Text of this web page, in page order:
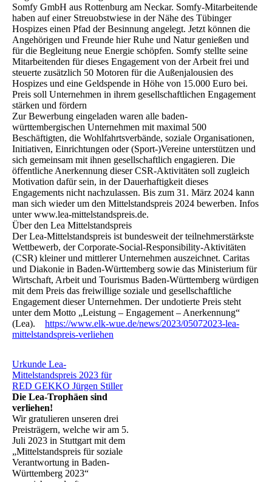
Somfy GmbH aus Rottenburg am Neckar. Somfy-Mitarbeitende
haben auf einer Streuobstwiese in der Nähe des Tübinger
Hospizes einen Pfad der Besinnung angelegt. Jetzt können die
Angehörigen und Freunde hier Ruhe und Natur genießen und
für die Begleitung neue Energie schöpfen. Somfy stellte seine
Mitarbeitenden für dieses Engagement von der Arbeit frei und
steuerte zusätzlich 50 Motoren für die Außenjalousien des
Hospizes und eine Geldspende in Höhe von 15.000 Euro bei.
Preis soll Unternehmen in ihrem gesellschaftlichen Engagement
stärken und fördern
Zur Bewerbung eingeladen waren alle baden-
württembergischen Unternehmen mit maximal 500
Beschäftigten, die Wohlfahrtsverbände, soziale Organisationen,
Initiativen, Einrichtungen oder (Sport-)Vereine unterstützen und
sich gemeinsam mit ihnen gesellschaftlich engagieren. Die
öffentliche Anerkennung dieser CSR-Aktivitäten soll zugleich
Motivation dafür sein, in der Dauerhaftigkeit dieses
Engagements nicht nachzulassen. Bis zum 31. März 2024 kann
man sich wieder um den Mittelstandspreis 2024 bewerben. Infos
unter www.lea-mittelstandspreis.de.
Über den Lea Mittelstandspreis
Der Lea-Mittelstandspreis ist bundesweit der teilnehmerstärkste
Wettbewerb, der Corporate-Social-Responsibility-Aktivitäten
(CSR) kleiner und mittlerer Unternehmen auszeichnet. Caritas
und Diakonie in Baden-Württemberg sowie das Ministerium für
Wirtschaft, Arbeit und Tourismus Baden-Württemberg würdigen
mit dem Preis das freiwillige soziale und gesellschaftliche
Engagement dieser Unternehmen. Der undotierte Preis steht
unter dem Motto „Leistung – Engagement – Anerkennung“
(Lea). https://www.elk-wue.de/news/2023/05072023-lea-
mittelstandspreis-verliehen
Urkunde Lea-
Mittelstandspreis 2023 für
RED GEKKO Jürgen Stiller
Die Lea-Trophäen sind
verliehen!
Wir gratulieren unseren drei
Preisträgern, welche wir am 5.
Juli 2023 in Stuttgart mit dem
„Mittelstandspreis für soziale
Verantwortung in Baden-
Württemberg 2023“